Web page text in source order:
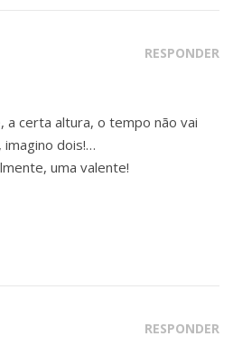
RESPONDER
certa altura, o tempo não vai
dois!…
uma valente!
RESPONDER